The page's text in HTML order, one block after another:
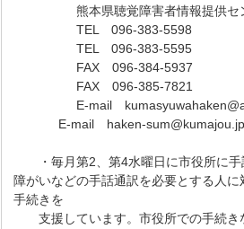
熊本県聴覚障害者情報提供セ
TEL 096-
TEL 096-383-5595
FAX 096-
FAX 096-385-7821
E-mail
E-mail haken-sum@kumajou.jp
・毎月第2、第4水曜日に市役所に手
障がいなどの手話通訳を必要とする人
手続きを
支援しています。市役所での手続き